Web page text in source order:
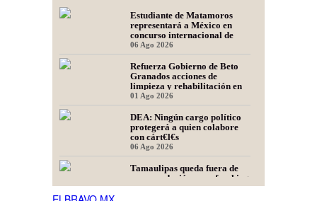
Estudiante de Matamoros
representará a México en
concurso internacional de
oratoria en Perú
06 Ago 2026
Refuerza Gobierno de Beto
Granados acciones de
limpieza y rehabilitación en
Los Presidentes
01 Ago 2026
DEA: Ningún cargo político
protegerá a quien colabore
con cárt€l€s
06 Ago 2026
Tamaulipas queda fuera de
recomendación para fracking
en la cuenca Tampico-